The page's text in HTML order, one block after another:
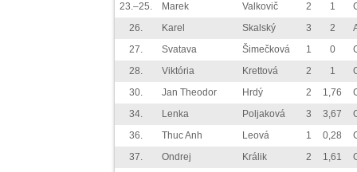
23.–25.
Marek Valkovič 2 1
26.
Karel Skalský 3 2
27.
Svatava Šimečková 1 0
28.
Viktória Krettová 2 1
30.
Jan Theodor Hrdý 2 1,76
34.
Lenka Poljaková 3 3,67
36.
Thuc Anh Leová 1 0,28
37.
Ondrej Králik 2 1,61